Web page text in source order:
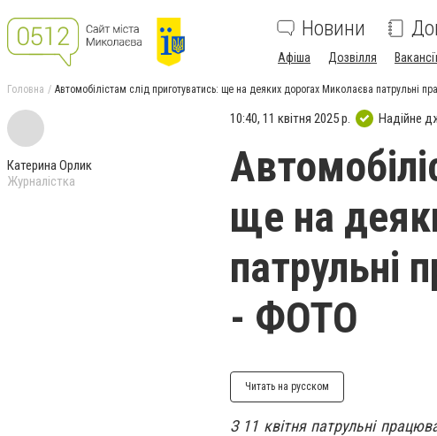
Новини
Афіша Дозвілля Вакансії
Головна Автомобілістам слід приготуватись: ще на деяких дорогах Миколаєва патрульні
Катерина Орлик
Журналістка
10:40, 11 квітня 2025 р. Надійне
ще на
патрульні
- ФОТО
Читать на русском
З 11 квітня патрульні